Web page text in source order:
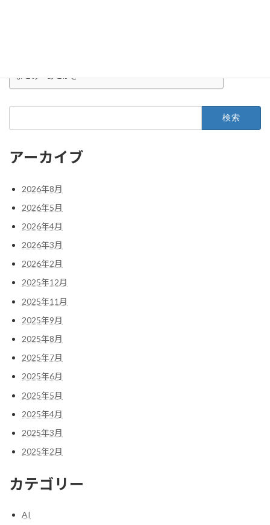
まとめ・あとがき
アーカイブ
2026年8月
2026年5月
2026年4月
2026年3月
2026年2月
2025年12月
2025年11月
2025年9月
2025年8月
2025年7月
2025年6月
2025年5月
2025年4月
2025年3月
2025年2月
カテゴリー
AI